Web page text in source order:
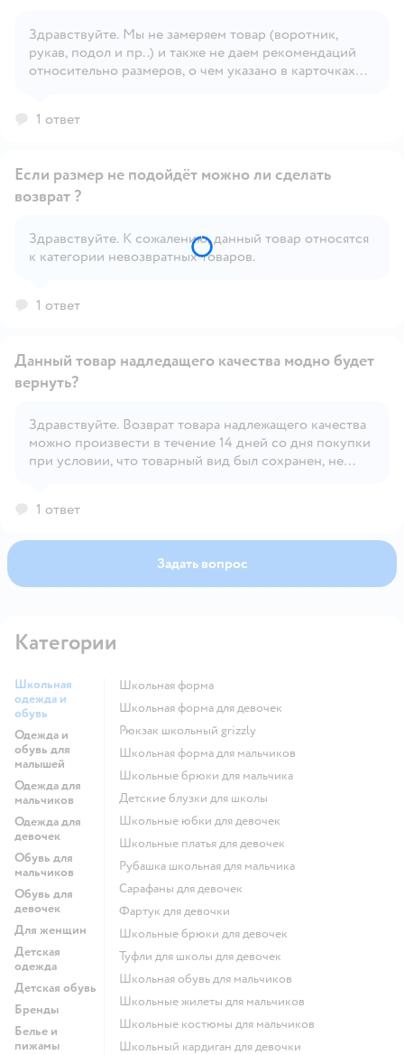
Открыть вопрос
Здравствуйте. Мы не замеряем товар (воротник,
рукав, подол и пр..) и также не даем рекомендаций
относительно размеров, о чем указано в карточках
зависит от индивидуальных особенностей ребёнка.
1 ответ
Открыть вопрос
Если размер не подойдёт можно ли сделать
возврат ?
Здравствуйте. К сожалению, данный товар относятся
к категории невозвратных товаров.
1 ответ
Открыть вопрос
Данный товар надледащего качества модно будет
вернуть?
Здравствуйте. Возврат товара надлежащего качества
можно произвести в течение 14 дней со дня покупки
при условии, что товарный вид был сохранен, не
запрещен. Обмен возможен в течении 30 дней на тех
1 ответ
Задать вопрос
Категории
Школьная
одежда и
обувь
Одежда и
обувь для
малышей
Одежда для
мальчиков
Одежда для
девочек
Обувь для
мальчиков
Обувь для
девочек
Для женщин
Детская
одежда
Детская обувь
Бренды
Белье и
пижамы
Школьная форма
Школьная форма для девочек
Рюкзак школьный grizzly
Школьная форма для мальчиков
Школьные брюки для мальчика
Детские блузки для школы
Школьные юбки для девочек
Школьные платья для девочек
Рубашка школьная для мальчика
Сарафаны для девочек
Фартук для девочки
Школьные брюки для девочек
Туфли для школы для девочек
Школьная обувь для мальчиков
Школьные жилеты для мальчиков
Школьные костюмы для мальчиков
Школьный кардиган для девочки